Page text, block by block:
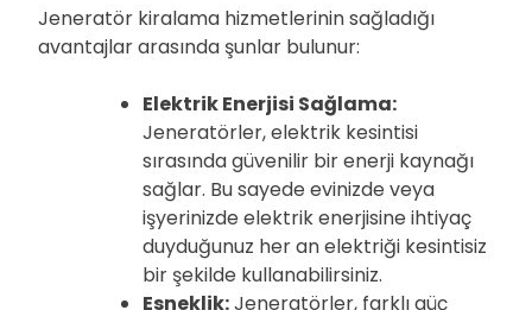
Jeneratör kiralama hizmetlerinin sağladığı
avantajlar arasında şunlar bulunur:
Elektrik Enerjisi Sağlama:
Jeneratörler, elektrik kesintisi
sırasında güvenilir bir enerji kaynağı
sağlar. Bu sayede evinizde veya
işyerinizde elektrik enerjisine ihtiyaç
duyduğunuz her an elektriği kesintisiz
bir şekilde kullanabilirsiniz.
Esneklik:Jeneratörler, farklı güç